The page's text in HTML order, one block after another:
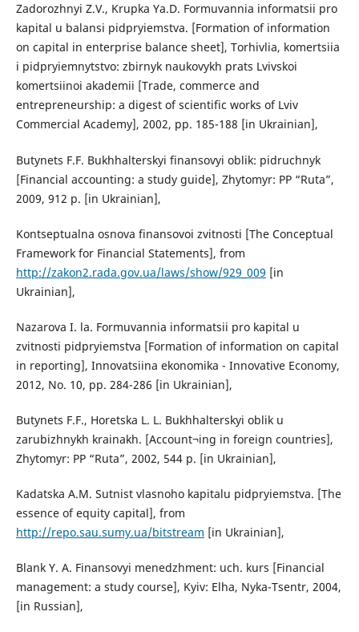
Zadorozhnyi Z.V., Krupka Ya.D. Formuvannia informatsii pro
kapital u balansi pidpryiemstva. [Formation of information
on capital in enterprise balance sheet], Torhivlia, komertsiia
і pidpryiemnytstvo: zbirnyk naukovykh prats Lvivskoi
komertsiinoi akademii [Trade, commerce and
entrepreneurship: a digest of scientific works of Lviv
Commercial Academy], 2002, pp. 185-188 [in Ukrainian],
Butynets F.F. Bukhhalterskyi finansovyi oblik: pidruchnyk
[Financial accounting: a study guide], Zhytomyr: PP “Ruta”,
2009, 912 p. [in Ukrainian],
Kontseptualna osnova finansovoi zvitnosti [The Conceptual
Framework for Financial Statements], from
http://zakon2.rada.gov.ua/laws/show/929_009 [in
Ukrainian],
Nazarova I. la. Formuvannia informatsii pro kapital u
zvitnosti pidpryiemstva [Formation of information on capital
in reporting], Innovatsiina ekonomika - Innovative Economy,
2012, No. 10, pp. 284-286 [in Ukrainian],
Butynets F.F., Horetska L. L. Bukhhalterskyi oblik u
zarubizhnykh krainakh. [Account¬ing in foreign countries],
Zhytomyr: PP “Ruta”, 2002, 544 p. [in Ukrainian],
Kadatska A.M. Sutnist vlasnoho kapitalu pidpryiemstva. [The
essence of equity capital], from
http://repo.sau.sumy.ua/bitstream [in Ukrainian],
Blank Y. A. Finansovyi menedzhment: uch. kurs [Financial
management: a study course], Kyiv: Elha, Nyka-Tsentr, 2004,
[in Russian],